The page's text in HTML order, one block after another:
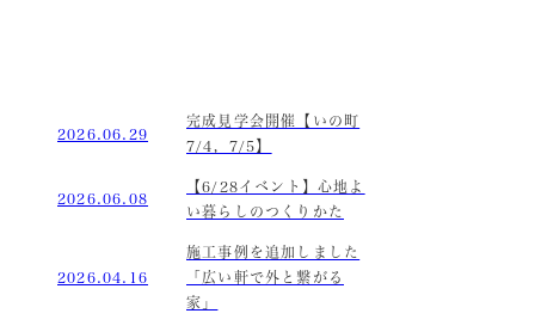
2026.06.29
完成見学会開催【いの町
7/4，7/5】
2026.06.08
【6/28イベント】心地よ
い暮らしのつくりかた
2026.04.16
施工事例を追加しました
「広い軒で外と繋がる
家」